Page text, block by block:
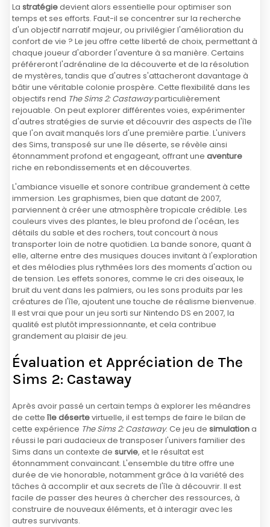
La stratégiedevient alors essentielle pour optimiser son
temps et ses efforts. Faut-il se concentrer sur la recherche
d'un objectif narratif majeur, ou privilégier l'amélioration du
confort de vie ? Le jeu offre cette liberté de choix, permettant à
chaque joueur d'aborder l'aventure à sa manière. Certains
préféreront l'adrénaline de la découverte et de la résolution
de mystères, tandis que d'autres s'attacheront davantage à
bâtir une véritable colonie prospère. Cette flexibilité dans les
objectifs rend The Sims 2: Castawayparticulièrement
rejouable. On peut explorer différentes voies, expérimenter
d'autres stratégies de survie et découvrir des aspects de l'île
que l'on avait manqués lors d'une première partie. L'univers
des Sims, transposé sur une île déserte, se révèle ainsi
étonnamment profond et engageant, offrant une aventure
riche en rebondissements et en découvertes.
L'ambiance visuelle et sonore contribue grandement à cette
immersion. Les graphismes, bien que datant de 2007,
parviennent à créer une atmosphère tropicale crédible. Les
couleurs vives des plantes, le bleu profond de l'océan, les
détails du sable et des rochers, tout concourt à nous
transporter loin de notre quotidien. La bande sonore, quant à
elle, alterne entre des musiques douces invitant à l'exploration
et des mélodies plus rythmées lors des moments d'action ou
de tension. Les effets sonores, comme le cri des oiseaux, le
bruit du vent dans les palmiers, ou les sons produits par les
créatures de l'île, ajoutent une touche de réalisme bienvenue.
Il est vrai que pour un jeu sorti sur Nintendo DS en 2007, la
qualité est plutôt impressionnante, et cela contribue
grandement au plaisir de jeu.
Évaluation et Appréciation de The
Sims 2: Castaway
Après avoir passé un certain temps à explorer les méandres
de cette île désertevirtuelle, il est temps de faire le bilan de
cette expérience The Sims 2: Castaway. Ce jeu de simulationa
réussi le pari audacieux de transposer l'univers familier des
Sims dans un contexte de survie, et le résultat est
étonnamment convaincant. L'ensemble du titre offre une
durée de vie honorable, notamment grâce à la variété des
tâches à accomplir et aux secrets de l'île à découvrir. Il est
facile de passer des heures à chercher des ressources, à
construire de nouveaux éléments, et à interagir avec les
autres survivants.